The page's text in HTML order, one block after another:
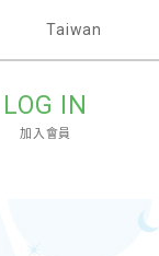
Taiwan
LOG IN
加入會員